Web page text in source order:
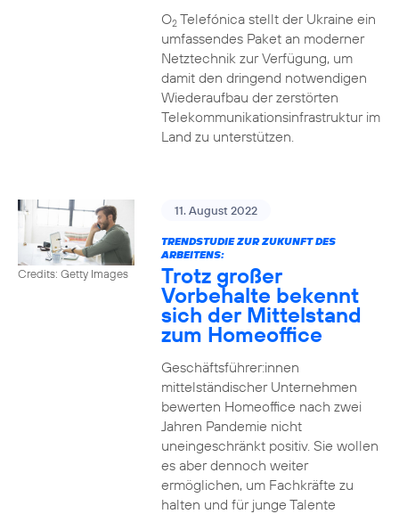
O2Telefónica stellt der Ukraine ein
umfassendes Paket an moderner
Netztechnik zur Verfügung, um
damit den dringend notwendigen
Wiederaufbau der zerstörten
Telekommunikationsinfrastruktur im
Land zu unterstützen.
Credits: Getty Images
11. August 2022
TRENDSTUDIE ZUR ZUKUNFT DES
ARBEITENS:
Trotz großer
Vorbehalte bekennt
sich der Mittelstand
zum Homeoffice
Geschäftsführer:innen
mittelständischer Unternehmen
bewerten Homeoffice nach zwei
Jahren Pandemie nicht
uneingeschränkt positiv. Sie wollen
es aber dennoch weiter
ermöglichen, um Fachkräfte zu
halten und für junge Talente